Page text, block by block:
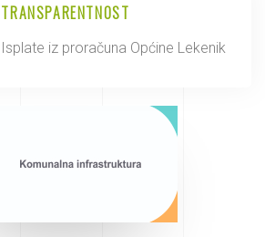
TRANSPARENTNOST
Isplate iz proračuna Općine Lekenik